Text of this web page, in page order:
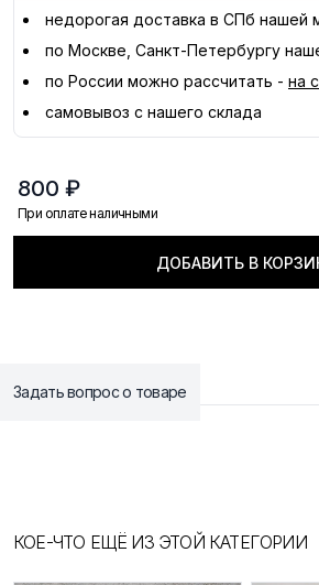
недорогая доставка в СПб нашей
по Москве, Санкт-Петербургу
по России можно рассчитать - на
самовывоз с нашего склада
800 ₽
При оплате наличными
ДОБАВИТЬ В
Задать вопрос о товаре
КОЕ-ЧТО ЕЩЁ ИЗ ЭТОЙ КАТЕГОРИИ